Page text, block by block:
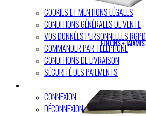
COOKIES ET MENTIONS LÉGALES
CONDITIONS GÉNÉRALES DE VENTE
VOS DONNÉES PERSONNELLES RGPD
COMMANDER PAR TÉLÉPHONE
CONDITIONS DE LIVRAISON
SÉCURITÉ DES PAIEMENTS
CONNEXION
DÉCONNEXION
FUTONS + TATAMIS